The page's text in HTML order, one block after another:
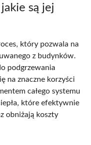
są jej
który pozwala na
z budynków.
podgrzewania
na znaczne korzyści
całego systemu
które efektywnie
obniżają koszty